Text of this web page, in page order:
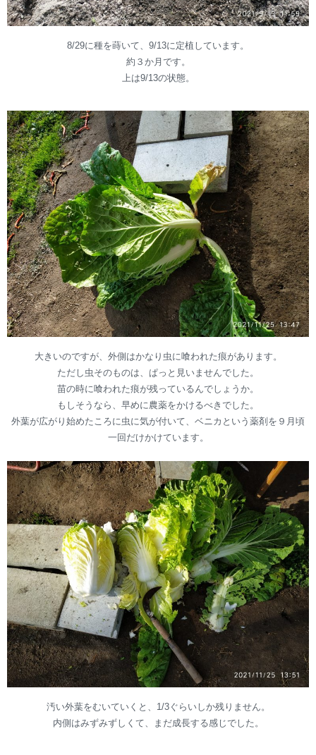
8/29に種を蒔いて、9/13に定植しています。
約３か月です。
上は9/13の状態。
大きいのですが、外側はかなり虫に喰われた痕があります。
ただし虫そのものは、ぱっと見いませんでした。
苗の時に喰われた痕が残っているんでしょうか。
もしそうなら、早めに農薬をかけるべきでした。
外葉が広がり始めたころに虫に気が付いて、ベニカという薬剤を９月頃
一回だけかけています。
汚い外葉をむいていくと、1/3ぐらいしか残りません。
内側はみずみずしくて、まだ成長する感じでした。